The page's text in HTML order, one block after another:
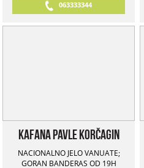
063333344
Kafana Pavle Korčagin
NACIONALNO JELO VANUATE;
GORAN BANDERAS OD 19H